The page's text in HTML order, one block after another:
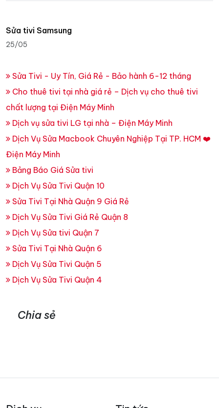
Sửa tivi Samsung
25/05
Sửa Tivi - Uy Tín, Giá Rẻ - Bảo hành 6-12 tháng
Cho thuê tivi tại nhà giá rẻ – Dịch vụ cho thuê tivi
chất lượng tại Điện Máy Minh
Dịch vụ sửa tivi LG tại nhà – Điện Máy Minh
Dịch Vụ Sửa Macbook Chuyên Nghiệp Tại TP. HCM ❤️
Điện Máy Minh
Bảng Báo Giá Sửa tivi
Sửa Tivi Tại Nhà Quận 9 Giá Rẻ
Dịch Vụ Sửa Tivi Quận 5